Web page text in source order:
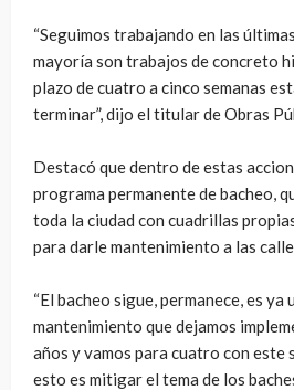
“Seguimos trabajando en las
mayoría son trabajos de concreto
plazo de cuatro a cinco semanas
terminar”, dijo el titular de Obras
Destacó que dentro de estas
programa permanente de bacheo,
toda la ciudad con cuadrillas
para darle mantenimiento a las
“El bacheo sigue, permanece, es ya
mantenimiento que dejamos
años y vamos para cuatro con este
esto es mitigar el tema de los